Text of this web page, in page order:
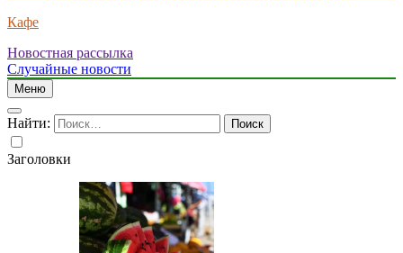
Кафе
Новостная рассылка
Случайные новости
Меню
Найти:
Заголовки